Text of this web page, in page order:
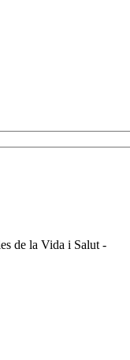
de la Vida i Salut -